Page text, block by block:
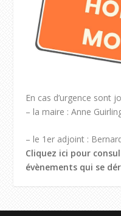
En cas d’urgence sont
– la maire : Anne
– le 1er adjoint :
Cliquez ici pour
évènements qui se